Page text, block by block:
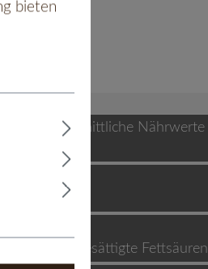
Durchschnittliche Nährwerte
- davon gesättigte Fettsäuren
bieten